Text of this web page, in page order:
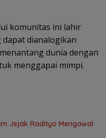
komunitas ini lahir
dianalogikan
dunia dengan
menggapai mimpi.
Jejak Radityo Mengawal